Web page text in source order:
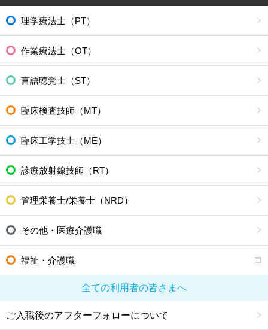
理学療法士（PT）
作業療法士（OT）
言語聴覚士（ST）
臨床検査技師（MT）
臨床工学技士（ME）
診療放射線技師（RT）
管理栄養士/栄養士（NRD）
その他・医療介護職
福祉・介護職
全ての利用者の皆さまへ
ご入職後のアフターフォローについて